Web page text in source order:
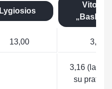
Lygiosios
13,00 3,54
3,16
su